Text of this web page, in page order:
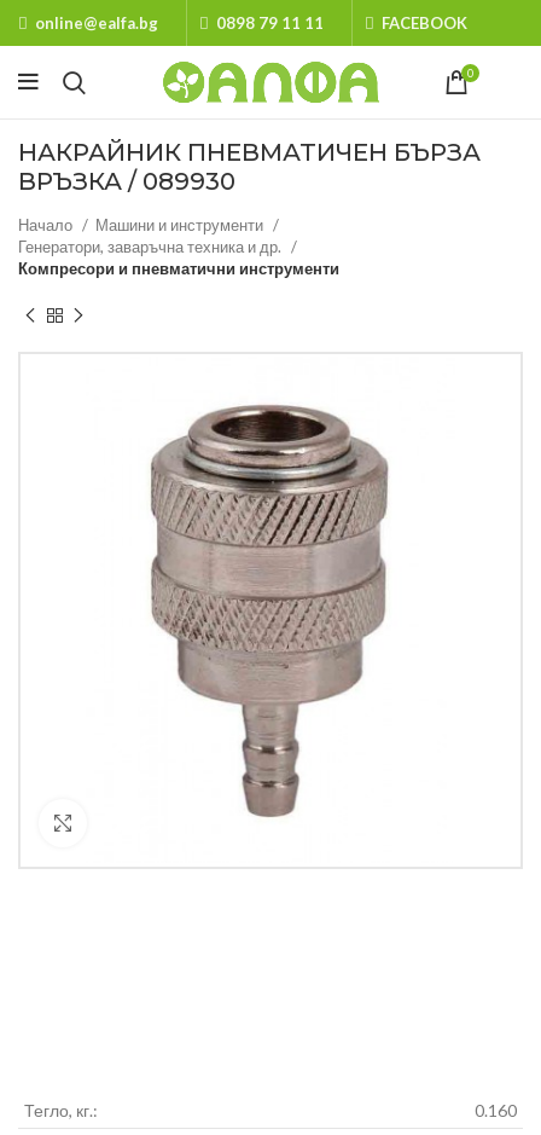
online@ealfa.bg 0898 79 11 11 FACEBOOK
0
НАКРАЙНИК ПНЕВМАТИЧЕН БЪРЗА
ВРЪЗКА / 089930
Начало
Машини и инструменти
Генератори, заваръчна техника и др.
Компресори и пневматични инструменти
Кликнете за уголемяване
Тегло, кг.:
0.160